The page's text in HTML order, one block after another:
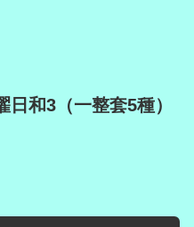
日和3（一整套5種）